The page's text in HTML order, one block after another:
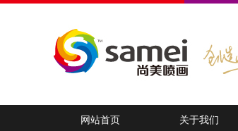
网站首页 关于我们